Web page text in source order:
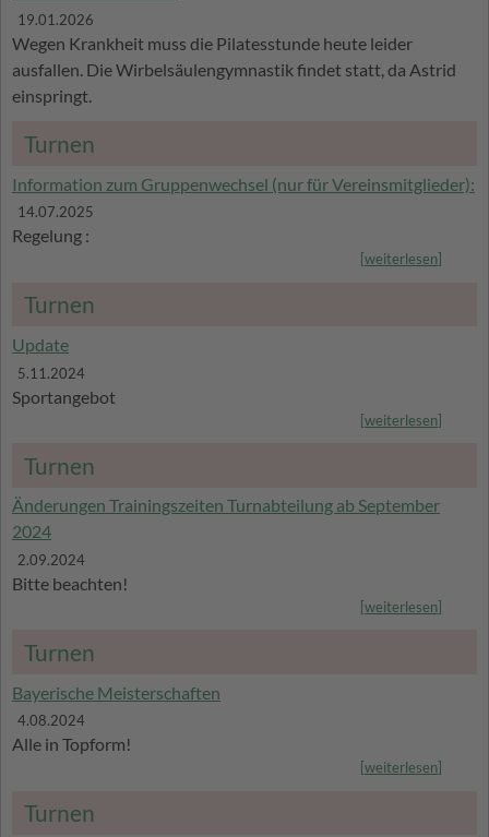
19.01.2026
Wegen Krankheit muss die Pilatesstunde heute leider
ausfallen. Die Wirbelsäulengymnastik findet statt, da Astrid
einspringt.
Turnen
Information zum Gruppenwechsel (nur für Vereinsmitglieder):
14.07.2025
Regelung :
[weiterlesen]
Turnen
Update
5.11.2024
Sportangebot
[weiterlesen]
Turnen
Änderungen Trainingszeiten Turnabteilung ab September
2024
2.09.2024
Bitte beachten!
[weiterlesen]
Turnen
Bayerische Meisterschaften
4.08.2024
Alle in Topform!
[weiterlesen]
Turnen